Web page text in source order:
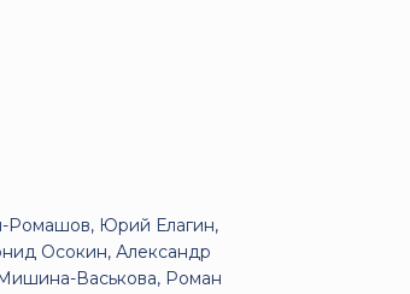
Ромашов, Юрий Елагин,
Осокин, Александр
Васькова, Роман